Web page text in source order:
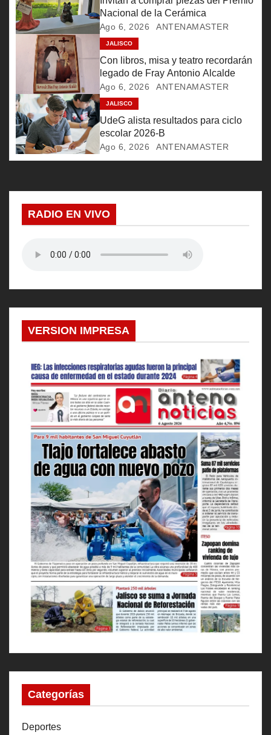
n
d
n
t
r
a
Nacional de la Cerámica
Ago 6, 2026 ANTENAMASTER
JALISCO
Con libros, misa y teatro recordarán
legado de Fray Antonio Alcalde
Ago 6, 2026 ANTENAMASTER
JALISCO
UdeG alista resultados para ciclo
escolar 2026-B
Ago 6, 2026 ANTENAMASTER
RADIO EN VIVO
VERSION IMPRESA
Categorías
Deportes